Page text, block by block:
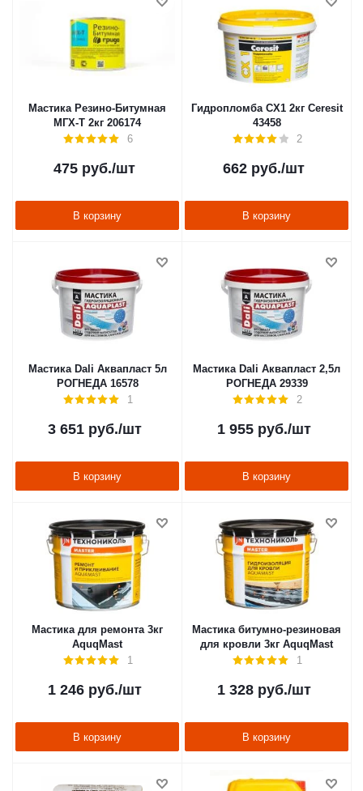
Мастика Резино-Битумная
МГХ-Т 2кг 206174
6
475 руб./шт
В корзину
Гидропломба СХ1 2кг Ceresit
43458
2
662 руб./шт
В корзину
Мастика Dali Аквапласт 5л
РОГНЕДА 16578
1
3 651руб./шт
В корзину
Мастика Dali Аквапласт 2,5л
РОГНЕДА 29339
2
1 955руб./шт
В корзину
Мастика для ремонта 3кг
AquqMast
1
1 246руб./шт
В корзину
Мастика битумно-резиновая
для кровли 3кг AquqMast
1
1 328руб./шт
В корзину